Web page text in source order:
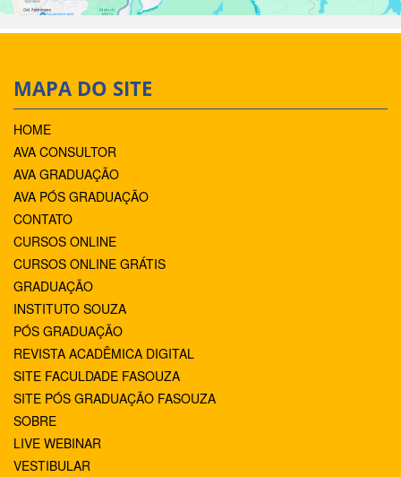
MAPA DO SITE
HOME
AVA CONSULTOR
AVA GRADUAÇÃO
AVA PÓS GRADUAÇÃO
CONTATO
CURSOS ONLINE
CURSOS ONLINE GRÁTIS
GRADUAÇÃO
INSTITUTO SOUZA
PÓS GRADUAÇÃO
REVISTA ACADÊMICA DIGITAL
SITE FACULDADE FASOUZA
SITE PÓS GRADUAÇÃO FASOUZA
SOBRE
LIVE WEBINAR
VESTIBULAR